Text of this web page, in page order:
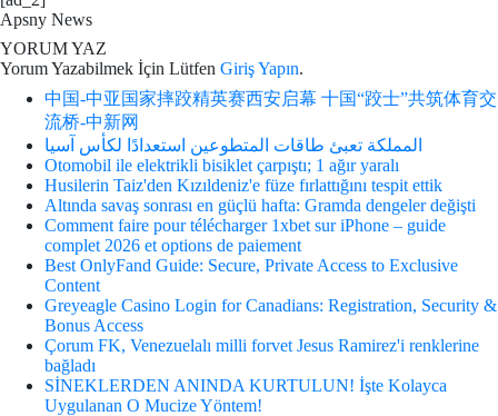
Apsny News
YORUM YAZ
Yorum Yazabilmek İçin Lütfen Giriş Yapın.
中国-中亚国家摔跤精英赛西安启幕 十国“跤士”共筑体育交
流桥-中新网
المملكة تعبئ طاقات المتطوعين استعدادًا لكأس آسيا
Otomobil ile elektrikli bisiklet çarpıştı; 1 ağır yaralı
Husilerin Taiz'den Kızıldeniz'e füze fırlattığını tespit ettik
Altında savaş sonrası en güçlü hafta: Gramda dengeler değişti
Comment faire pour télécharger 1xbet sur iPhone – guide
complet 2026 et options de paiement
Best OnlyFand Guide: Secure, Private Access to Exclusive
Content
Greyeagle Casino Login for Canadians: Registration, Security &
Bonus Access
Çorum FK, Venezuelalı milli forvet Jesus Ramirez'i renklerine
bağladı
SİNEKLERDEN ANINDA KURTULUN! İşte Kolayca
Uygulanan O Mucize Yöntem!